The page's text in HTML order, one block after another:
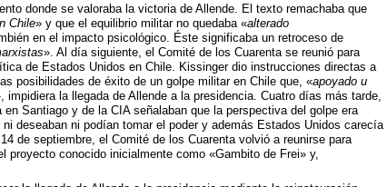
donde se valoraba la victoria de Allende. El texto remachaba que
Chile» y que el equilibrio militar no quedaba «alterado
en el impacto psicológico. Éste significaba un retroceso de
». Al día siguiente, el Comité de los Cuarenta se reunió para
de Estados Unidos en Chile. Kissinger dio instrucciones directas a
posibilidades de éxito de un golpe militar en Chile que, «apoyado u
impidiera la llegada de Allende a la presidencia. Cuatro días más tarde,
Santiago y de la CIA señalaban que la perspectiva del golpe era
deseaban ni podían tomar el poder y además Estados Unidos carecía
de septiembre, el Comité de los Cuarenta volvió a reunirse para
proyecto conocido inicialmente como «Gambito de Frei» y,